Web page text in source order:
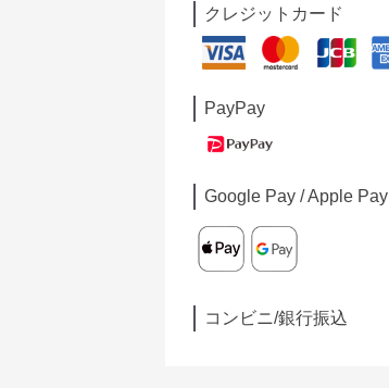
クレジットカード
PayPay
Google Pay / Apple Pay
コンビニ/銀行振込